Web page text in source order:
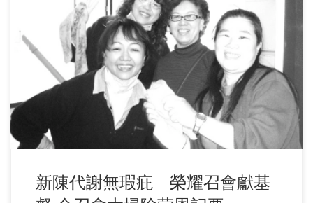
主聖別並聖化召會，首先用祂的血洗去我們的罪，（來十三
12，）然後用祂的生命洗去我們天然的瑕疵。我們現 […]
新陳代謝無瑕疪 榮耀召會獻基